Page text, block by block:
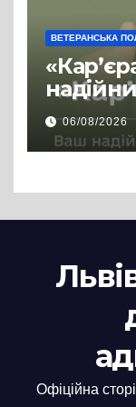
ВЕТЕРАНСЬКА
06/08/2026
Офіційна